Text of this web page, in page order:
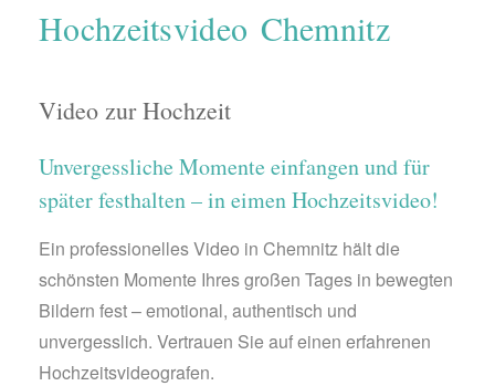
Hochzeitsvideo Chemnitz
Video zur Hochzeit
Unvergessliche Momente einfangen und für
später festhalten – in eimen Hochzeitsvideo!
Ein professionelles Video in Chemnitz hält die
schönsten Momente Ihres großen Tages in bewegten
Bildern fest – emotional, authentisch und
unvergesslich. Vertrauen Sie auf einen erfahrenen
Hochzeitsvideografen.